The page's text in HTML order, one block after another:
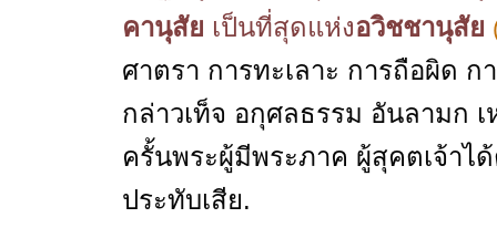
คานุสัย เป็นที่สุดแห่งอวิชชานุสัย
ศาตรา การทะเลาะ การถือผิด ก
กล่าวเท็จ อกุศลธรรม อันลามก
ครั้นพระผู้มีพระภาค ผู้สุคตเจ้าไ
ประทับเสีย.